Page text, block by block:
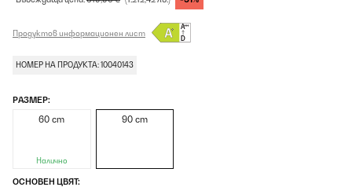
Продуктов информационен лист
НОМЕР НА ПРОДУКТА: 10040143
РАЗМЕР:
60 cm
Налично
90 cm
ОСНОВЕН ЦВЯТ: